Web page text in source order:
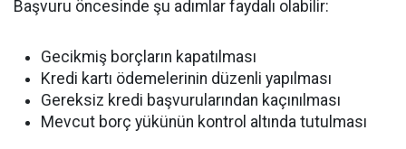
Başvuru öncesinde şu adımlar faydalı olabilir:
Gecikmiş borçların kapatılması
Kredi kartı ödemelerinin düzenli yapılması
Gereksiz kredi başvurularından kaçınılması
Mevcut borç yükünün kontrol altında tutulması